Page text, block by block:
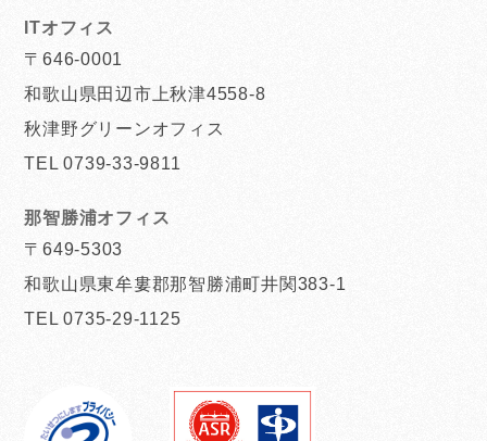
ITオフィス
〒646-0001
和歌山県田辺市上秋津4558-8
秋津野グリーンオフィス
TEL 0739-33-9811
那智勝浦オフィス
〒649-5303
和歌山県東牟婁郡那智勝浦町井関383-1
TEL 0735-29-1125